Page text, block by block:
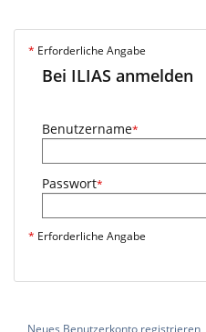
* Erforderliche Angabe
Bei ILIAS anmelden
Benutzername*
Passwort*
* Erforderliche Angabe